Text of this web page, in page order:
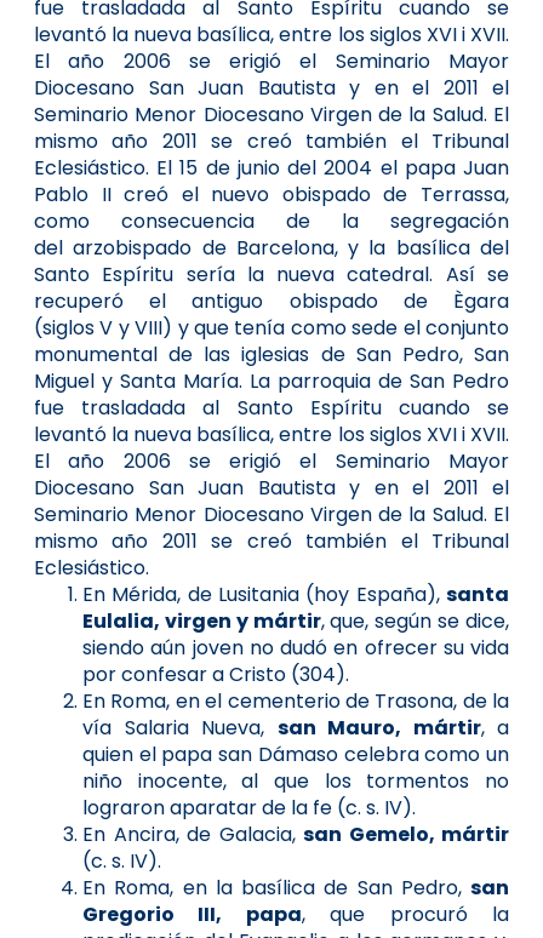
fue trasladada al Santo Espíritu cuando se
levantó la nueva basílica, entre los siglos XVI i XVII.
El año 2006 se erigió el Seminario Mayor
Diocesano San Juan Bautista y en el 2011 el
Seminario Menor Diocesano Virgen de la Salud. El
mismo año 2011 se creó también el Tribunal
Eclesiástico. El 15 de junio del 2004 el papa Juan
Pablo II creó el nuevo obispado de Terrassa,
como consecuencia de la segregación
del arzobispado de Barcelona, y la basílica del
Santo Espíritu sería la nueva catedral. Así se
recuperó el antiguo obispado de Ègara
(siglos V y VIII) y que tenía como sede el conjunto
monumental de las iglesias de San Pedro, San
Miguel y Santa María. La parroquia de San Pedro
fue trasladada al Santo Espíritu cuando se
levantó la nueva basílica, entre los siglos XVI i XVII.
El año 2006 se erigió el Seminario Mayor
Diocesano San Juan Bautista y en el 2011 el
Seminario Menor Diocesano Virgen de la Salud. El
mismo año 2011 se creó también el Tribunal
Eclesiástico.
En Mérida, de Lusitania (hoy España), santa
Eulalia, virgen y mártir, que, según se dice,
siendo aún joven no dudó en ofrecer su vida
por confesar a Cristo (304).
En Roma, en el cementerio de Trasona, de la
vía Salaria Nueva, san Mauro, mártir, a
quien el papa san Dámaso celebra como un
niño inocente, al que los tormentos no
lograron aparatar de la fe (c. s. IV).
En Ancira, de Galacia, san Gemelo, mártir
(c. s. IV).
En Roma, en la basílica de San Pedro, san
Gregorio III, papa, que procuró la